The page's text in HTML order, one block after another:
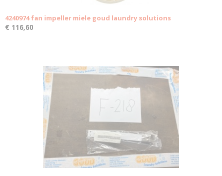
4240974 fan impeller miele goud laundry solutions
€ 116,60